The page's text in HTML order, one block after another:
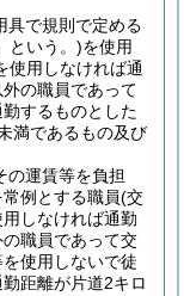
具で規則で定める
という。)を使用
使用しなければ通
の職員であって
するものとした
満であるもの及び
の運賃等を負担
例とする職員(交
しなければ通勤
職員であって交
使用しないで徒
距離が片道2キロ